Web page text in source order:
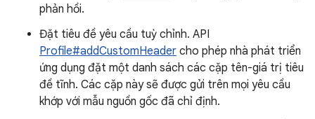
phản hồi.
Đặt tiêu đề yêu cầu tuỳ chỉnh. API
Profile#addCustomHeader cho phép nhà phát triển
ứng dụng đặt một danh sách các cặp tên-giá trị tiêu
đề tĩnh. Các cặp này sẽ được gửi trên mọi yêu cầu
khớp với mẫu nguồn gốc đã chỉ định.